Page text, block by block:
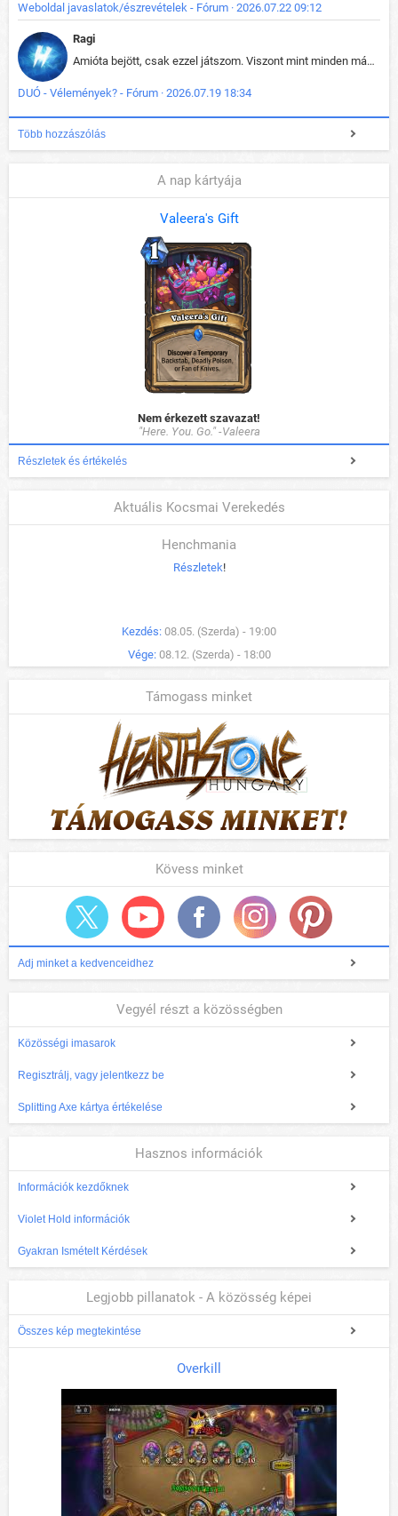
Weboldal javaslatok/észrevételek - Fórum · 2026.07.22 09:12
Ragi
Amióta bejött, csak ezzel játszom. Viszont mint minden más - akár az alapjáték is, ez is baromira összetett lett. Néha már pár kör után is esélytelen az egész. Vagy irreállisan túltápol valaki, vagy lelép a partner, vagy csak hülye mint a segg. És amikor eljönne az én időm, na akkor jön el mindenki másé is. Engem jobban érdekelne, hogy ki milyen ratingen szokott játszani. Na ez lenne egy érdekes adat.
DUÓ - Vélemények? - Fórum · 2026.07.19 18:34
Több hozzászólás
A nap kártyája
Valeera's Gift
Nem érkezett szavazat!
"Here. You. Go." -Valeera
Részletek és értékelés
Aktuális Kocsmai Verekedés
Henchmania
Részletek!
Kezdés: 08.05. (Szerda) - 19:00
Vége: 08.12. (Szerda) - 18:00
Támogass minket
Kövess minket
Adj minket a kedvenceidhez
Vegyél részt a közösségben
Közösségi imasarok
Regisztrálj, vagy jelentkezz be
Splitting Axe kártya értékelése
Hasznos információk
Információk kezdőknek
Violet Hold információk
Gyakran Ismételt Kérdések
Legjobb pillanatok - A közösség képei
Összes kép megtekintése
Overkill